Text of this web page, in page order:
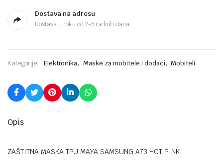
Dostava na adresu
Dostava u roku od 2-5 radnih dana
Kategorije: Elektronika, Maske za mobitele i dodaci, Mobiteli
Opis
ZAŠTITNA MASKA TPU MAYA SAMSUNG A73 HOT PINK